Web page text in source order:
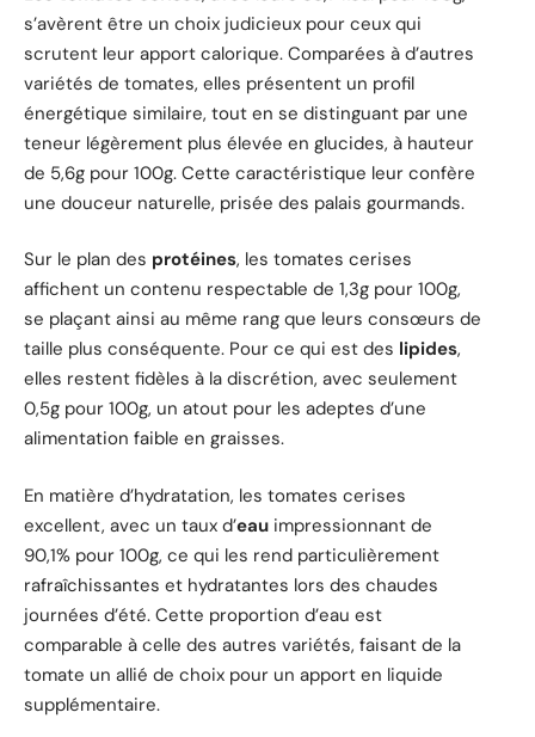
s’avèrent être un choix judicieux pour ceux qui
scrutent leur apport calorique. Comparées à d’autres
variétés de tomates, elles présentent un profil
énergétique similaire, tout en se distinguant par une
teneur légèrement plus élevée en glucides, à hauteur
de 5,6g pour 100g. Cette caractéristique leur confère
une douceur naturelle, prisée des palais gourmands.
Sur le plan des protéines, les tomates cerises
affichent un contenu respectable de 1,3g pour 100g,
se plaçant ainsi au même rang que leurs consœurs de
taille plus conséquente. Pour ce qui est des lipides,
elles restent fidèles à la discrétion, avec seulement
0,5g pour 100g, un atout pour les adeptes d’une
alimentation faible en graisses.
En matière d’hydratation, les tomates cerises
excellent, avec un taux d’eau impressionnant de
90,1% pour 100g, ce qui les rend particulièrement
rafraîchissantes et hydratantes lors des chaudes
journées d’été. Cette proportion d’eau est
comparable à celle des autres variétés, faisant de la
tomate un allié de choix pour un apport en liquide
supplémentaire.